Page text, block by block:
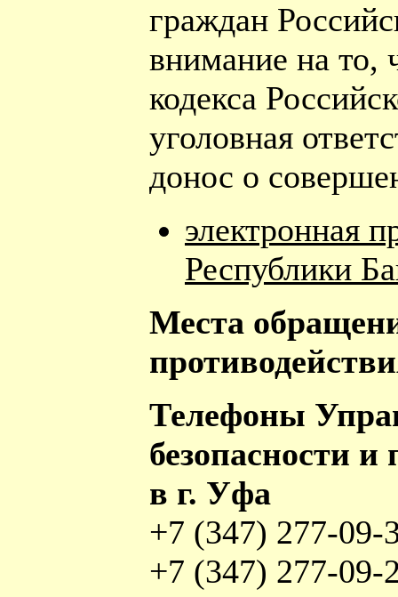
граждан
внимание на то,
кодекса
уголовная
донос о
электронная
Республики
Места
Телефоны
безопасности
в г. Уфа
+7 (347) 277-09-
+7 (347) 277-09-